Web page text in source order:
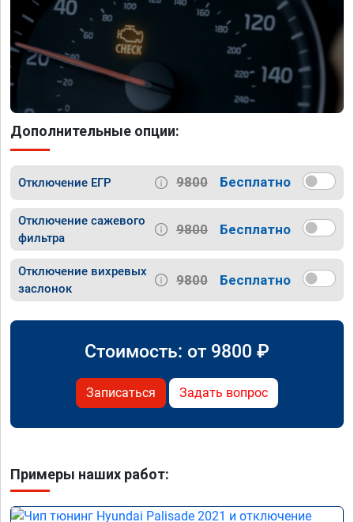
Дополнительные опции:
Отключение ЕГР 9800 Бесплатно
Отключение сажевого
фильтра
9800 Бесплатно
Отключение вихревых
заслонок
9800 Бесплатно
Стоимость: от 9800 ₽
Записаться Задать вопрос
Примеры наших работ: